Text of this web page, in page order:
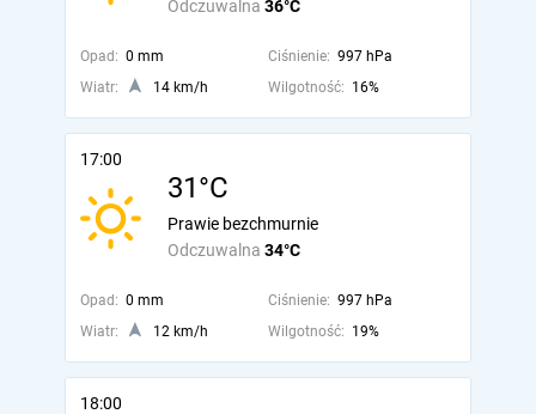
Odczuwalna 36°C
Opad: 0 mm Ciśnienie: 997 hPa
Wiatr:
14 km/h Wilgotność: 16%
17:00
31°C
Odczuwalna 34°C
Prawie bezchmurnie
Opad: 0 mm Ciśnienie: 997 hPa
Wiatr:
12 km/h Wilgotność: 19%
18:00